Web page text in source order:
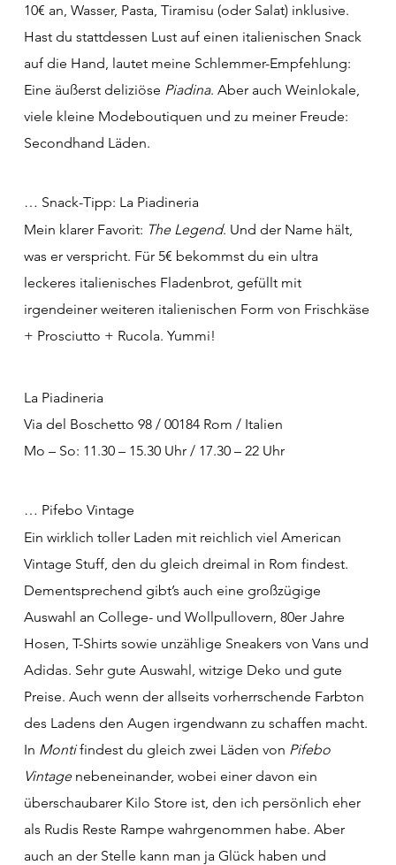
10€ an, Wasser, Pasta, Tiramisu (oder Salat) inklusive.
Hast du stattdessen Lust auf einen italienischen Snack
auf die Hand, lautet meine Schlemmer-Empfehlung:
Eine äußerst deliziöse Piadina. Aber auch Weinlokale,
viele kleine Modeboutiquen und zu meiner Freude:
Secondhand Läden.
… Snack-Tipp: La Piadineria
Mein klarer Favorit: The Legend. Und der Name hält,
was er verspricht. Für 5€ bekommst du ein ultra
leckeres italienisches Fladenbrot, gefüllt mit
irgendeiner weiteren italienischen Form von Frischkäse
+ Prosciutto + Rucola. Yummi!
La Piadineria
Via del Boschetto 98 / 00184 Rom / Italien
Mo – So: 11.30 – 15.30 Uhr / 17.30 – 22 Uhr
… Pifebo Vintage
Ein wirklich toller Laden mit reichlich viel American
Vintage Stuff, den du gleich dreimal in Rom findest.
Dementsprechend gibt’s auch eine großzügige
Auswahl an College- und Wollpullovern, 80er Jahre
Hosen, T-Shirts sowie unzählige Sneakers von Vans und
Adidas. Sehr gute Auswahl, witzige Deko und gute
Preise. Auch wenn der allseits vorherrschende Farbton
des Ladens den Augen irgendwann zu schaffen macht.
In Montifindest du gleich zwei Läden von Pifebo
Vintage nebeneinander, wobei einer davon ein
überschaubarer Kilo Store ist, den ich persönlich eher
als Rudis Reste Rampe wahrgenommen habe. Aber
auch an der Stelle kann man ja Glück haben und